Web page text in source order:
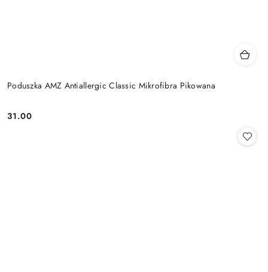
Poduszka AMZ Antiallergic Classic Mikrofibra Pikowana
Cena:
31.00